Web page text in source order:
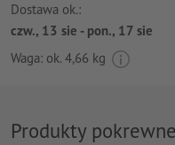
Dostawa ok.:
czw., 13 sie - pon., 17 sie
Waga: ok. 4,66 kg
Produkty pokrewne